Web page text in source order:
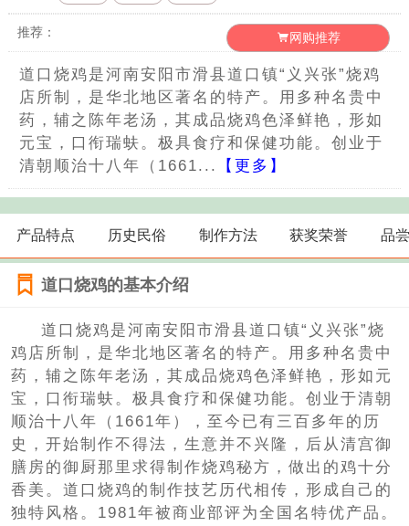
推荐： 网购推荐
道口烧鸡是河南安阳市滑县道口镇“义兴张”烧鸡
店所制，是华北地区著名的特产。用多种名贵中
药，辅之陈年老汤，其成品烧鸡色泽鲜艳，形如
元宝，口衔瑞蚨。极具食疗和保健功能。创业于
清朝顺治十八年（1661...
【更多】
产品特点 历史民俗 制作方法 获奖荣誉 品
道口烧鸡的基本介绍
道口烧鸡是河南安阳市滑县道口镇“义兴张”烧
鸡店所制，是华北地区著名的特产。用多种名贵中
药，辅之陈年老汤，其成品烧鸡色泽鲜艳，形如元
宝，口衔瑞蚨。极具食疗和保健功能。创业于清朝
顺治十八年（1661年），至今已有三百多年的历
史，开始制作不得法，生意并不兴隆，后从清宫御
膳房的御厨那里求得制作烧鸡秘方，做出的鸡十分
香美。道口烧鸡的制作技艺历代相传，形成自己的
独特风格。1981年被商业部评为全国名特优产品。